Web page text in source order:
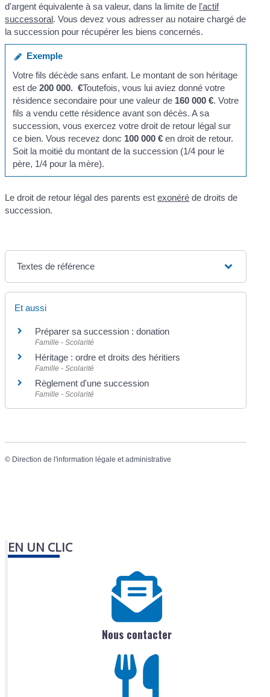
d'argent équivalente à sa valeur, dans la limite de l'actif
successoral. Vous devez vous adresser au notaire chargé de
la succession pour récupérer les biens concernés.
Exemple
Votre fils décède sans enfant. Le montant de son héritage
est de 200 000. €Toutefois, vous lui aviez donné votre
résidence secondaire pour une valeur de 160 000 €. Votre
fils a vendu cette résidence avant son décès. A sa
succession, vous exercez votre droit de retour légal sur
ce bien. Vous recevez donc 100 000 €en droit de retour.
Soit la moitié du montant de la succession (1/4 pour le
père, 1/4 pour la mère).
Le droit de retour légal des parents estexonéré de droits de
succession.
Textes de référence
Et aussi
Préparer sa succession : donation
Famille - Scolarité
Héritage : ordre et droits des héritiers
Famille - Scolarité
Règlement d'une succession
Famille - Scolarité
© Direction de l'information légale et administrative
EN UN CLIC
Nous contacter